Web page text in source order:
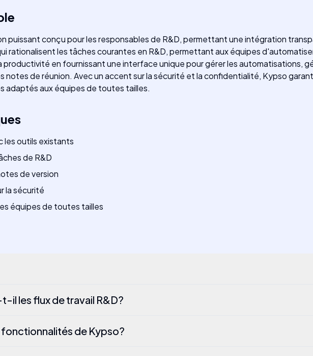
puissant conçu pour les responsables de R&D, permettant une intégration
rationalisent les tâches courantes en R&D, permettant aux équipes
productivité en fournissant une interface unique pour gérer les automatisations,
notes de réunion. Avec un accent sur la sécurité et la confidentialité, Kypso
adaptés aux équipes de toutes tailles.
les outils existants
de R&D
de version
la sécurité
équipes de toutes tailles
il les flux de travail R&D?
de Kypso?